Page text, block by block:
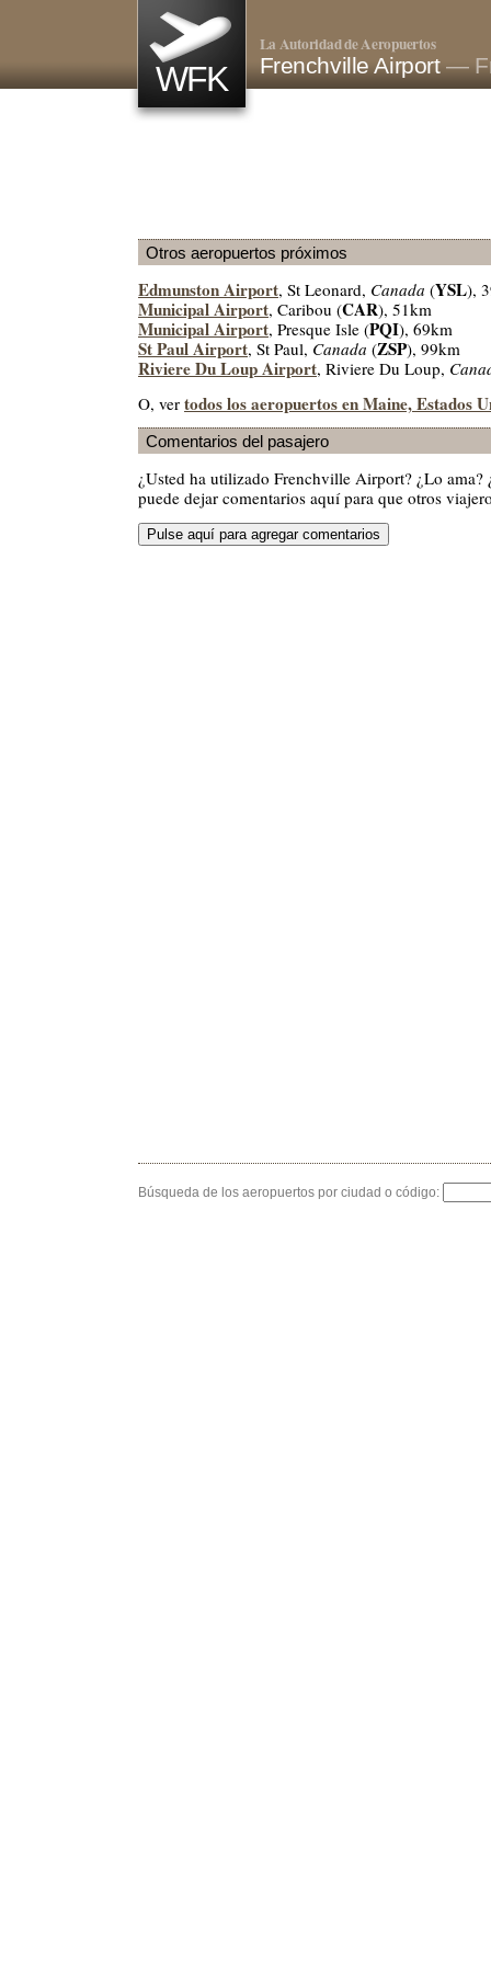
WFK
La Autoridad de Aeropuertos
Frenchville Airport —
Otros aeropuertos próximos
Edmunston Airport, St Leonard, Canada (YSL),
Municipal Airport, Caribou (CAR), 51km
Municipal Airport, Presque Isle (PQI), 69km
St Paul Airport, St Paul, Canada (ZSP), 99km
Riviere Du Loup Airport, Riviere Du Loup,
O, ver todos los aeropuertos en Maine, Estados
Comentarios del pasajero
¿Usted ha utilizado Frenchville Airport? ¿Lo ama?
puede dejar comentarios aquí para que otros
Búsqueda de los aeropuertos por ciudad o código: